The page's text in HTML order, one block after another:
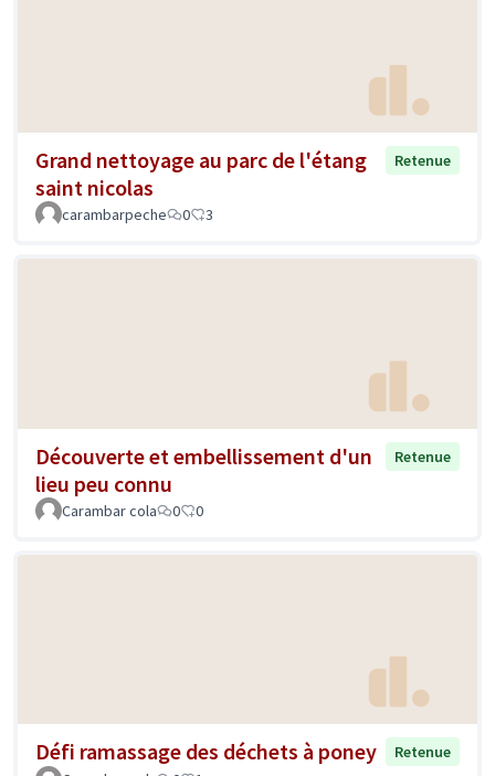
Grand nettoyage au parc de l'étang
saint nicolas
Retenue
carambarpeche 0 3
Découverte et embellissement d'un
lieu peu connu
Retenue
Carambar cola 0 0
Défi ramassage des déchets à poney
Retenue